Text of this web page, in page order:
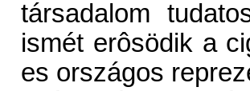
társadalom
ismét erôsödik a
es országos